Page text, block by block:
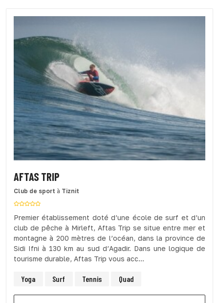
AFTAS TRIP
Club de sport à Tiznit
Premier établissement doté d’une école de surf et d’un
club de pêche à Mirleft, Aftas Trip se situe entre mer et
montagne à 200 mètres de l’océan, dans la province de
Sidi Ifni à 130 km au sud d’Agadir. Dans une logique de
tourisme durable, Aftas Trip vous acc...
Yoga Surf Tennis Quad